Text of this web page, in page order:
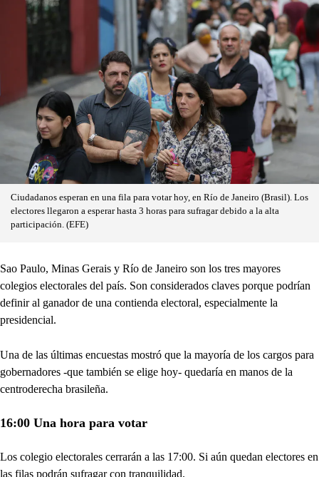
Ciudadanos esperan en una fila para votar hoy, en Río de Janeiro (Brasil). Los
electores llegaron a esperar hasta 3 horas para sufragar debido a la alta
participación. (EFE)
Sao Paulo, Minas Gerais y Río de Janeiro son los tres mayores
colegios electorales del país. Son considerados claves porque podrían
definir al ganador de una contienda electoral, especialmente la
presidencial.
Una de las últimas encuestas mostró que la mayoría de los cargos para
gobernadores -que también se elige hoy- quedaría en manos de la
centroderecha brasileña.
16:00 Una hora para votar
Los colegio electorales cerrarán a las 17:00. Si aún quedan electores en
las filas podrán sufragar con tranquilidad.